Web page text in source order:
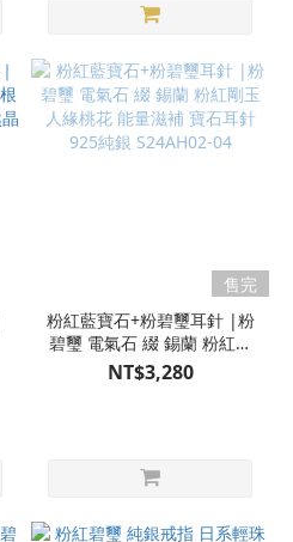
售完
粉紅藍寶石+粉碧璽耳針 |粉
碧璽 電氣石 綴 錫蘭 粉紅剛
玉 人緣桃花 能量滋補 寶石
耳針 925純銀 S24AH02-04
NT$3,280